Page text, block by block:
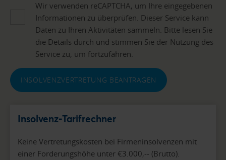
Wir verwenden reCAPTCHA, um Ihre eingegebenen
Informationen zu überprüfen. Dieser Service kann
Daten zu Ihren Aktivitäten sammeln. Bitte lesen Sie
die Details durch und stimmen Sie der Nutzung des
Service zu, um fortzufahren.
INSOLVENZVERTRETUNG BEANTRAGEN
Insolvenz-Tarifrechner
Keine Vertretungskosten bei Firmeninsolvenzen mit
einer Forderungshöhe unter €3.000,-- (Brutto).